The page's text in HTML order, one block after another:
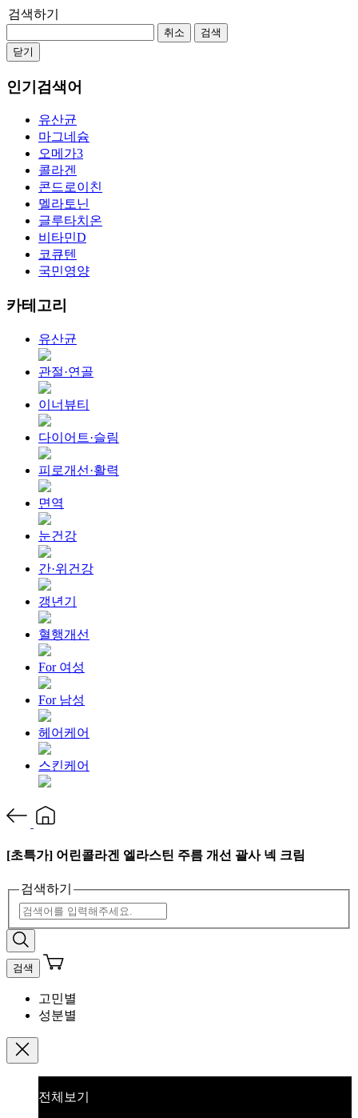
검색하기
취소
검색
닫기
인기검색어
유산균
마그네슘
오메가3
콜라겐
콘드로이친
멜라토닌
글루타치온
비타민D
코큐텐
국민영양
카테고리
유산균
관절·연골
이너뷰티
다이어트·슬림
피로개선·활력
면역
눈건강
간·위건강
갱년기
혈행개선
For 여성
For 남성
헤어케어
스킨케어
[초특가] 어린콜라겐 엘라스틴 주름 개선 괄사 넥 크림
검색하기
검색
고민별
성분별
전체보기